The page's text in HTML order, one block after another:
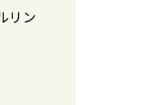
リン